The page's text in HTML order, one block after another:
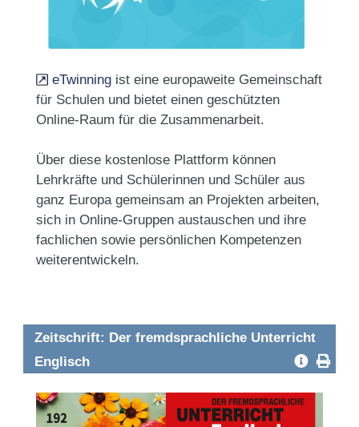
eTwinning ist eine europaweite Gemeinschaft
für Schulen und bietet einen geschützten
Online-Raum für die Zusammenarbeit.
Über diese kostenlose Plattform können
Lehrkräfte und Schülerinnen und Schüler aus
ganz Europa gemeinsam an Projekten arbeiten,
sich in Online-Gruppen austauschen und ihre
fachlichen sowie persönlichen Kompetenzen
weiterentwickeln.
Zeitschrift: Der fremdsprachliche Unterricht
Englisch